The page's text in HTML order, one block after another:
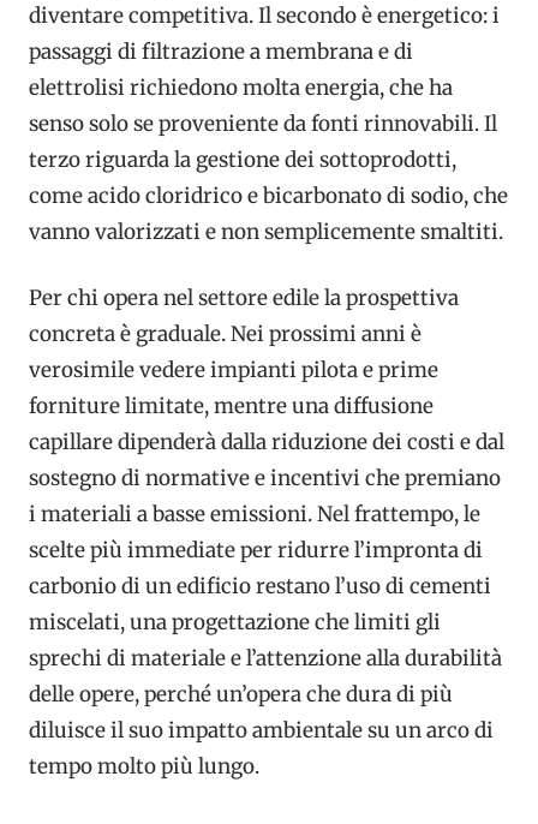
diventare competitiva. Il secondo è energetico: i
passaggi di filtrazione a membrana e di
elettrolisi richiedono molta energia, che ha
senso solo se proveniente da fonti rinnovabili. Il
terzo riguarda la gestione dei sottoprodotti,
come acido cloridrico e bicarbonato di sodio, che
vanno valorizzati e non semplicemente smaltiti.
Per chi opera nel settore edile la prospettiva
concreta è graduale. Nei prossimi anni è
verosimile vedere impianti pilota e prime
forniture limitate, mentre una diffusione
capillare dipenderà dalla riduzione dei costi e dal
sostegno di normative e incentivi che premiano
i materiali a basse emissioni. Nel frattempo, le
scelte più immediate per ridurre l’impronta di
carbonio di un edificio restano l’uso di cementi
miscelati, una progettazione che limiti gli
sprechi di materiale e l’attenzione alla durabilità
delle opere, perché un’opera che dura di più
diluisce il suo impatto ambientale su un arco di
tempo molto più lungo.